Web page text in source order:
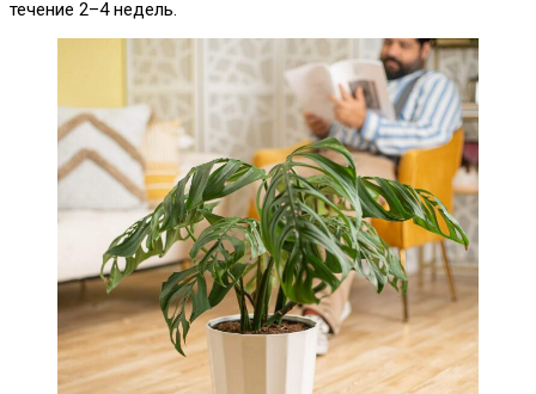
течение 2–4 недель.